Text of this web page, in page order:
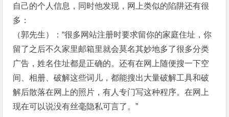
自己的个人信息，同时他发现，网上类似的陷阱还有很
多：
（郭先生）：“很多网站注册时要求留你的家庭住址，你
留了之后不久家里邮箱里就会莫名其妙地多了很多分类
广告，姓名住址都是正确的。还有在网上随便搜一下空
间、相册、破解这些词儿，都能搜出大量破解工具和破
解后散落在网上的照片，有人专门写这种程序。在网上
现在可以说没有丝毫隐私可言了。”